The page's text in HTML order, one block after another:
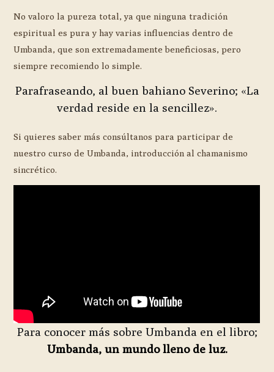
No valoro la pureza total, ya que ninguna tradición
espiritual es pura y hay varias influencias dentro de
Umbanda, que son extremadamente beneficiosas, pero
siempre recomiendo lo simple.
Parafraseando, al buen bahiano Severino; «La
verdad reside en la sencillez».
Si quieres saber más consúltanos para participar de
nuestro curso de Umbanda, introducción al chamanismo
sincrético.
Para conocer más sobre Umbanda en el libro;
Umbanda, un mundo lleno de luz.